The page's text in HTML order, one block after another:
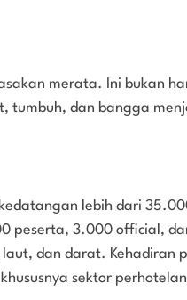
merata. Ini bukan
tumbuh, dan bangga
lebih dari
peserta, 3.000 official,
dan darat. Kehadiran
sektor